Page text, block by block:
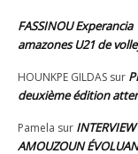
FASSINOU Experancia
amazones U21 de
HOUNKPE GILDAS sur
deuxième édition
Pamela sur
AMOUZOUN